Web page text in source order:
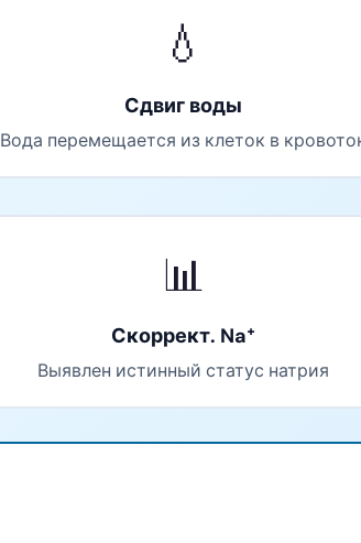
💧
Сдвиг воды
Вода перемещается из клеток в
📊
Скоррект. Na⁺
Выявлен истинный статус натрия